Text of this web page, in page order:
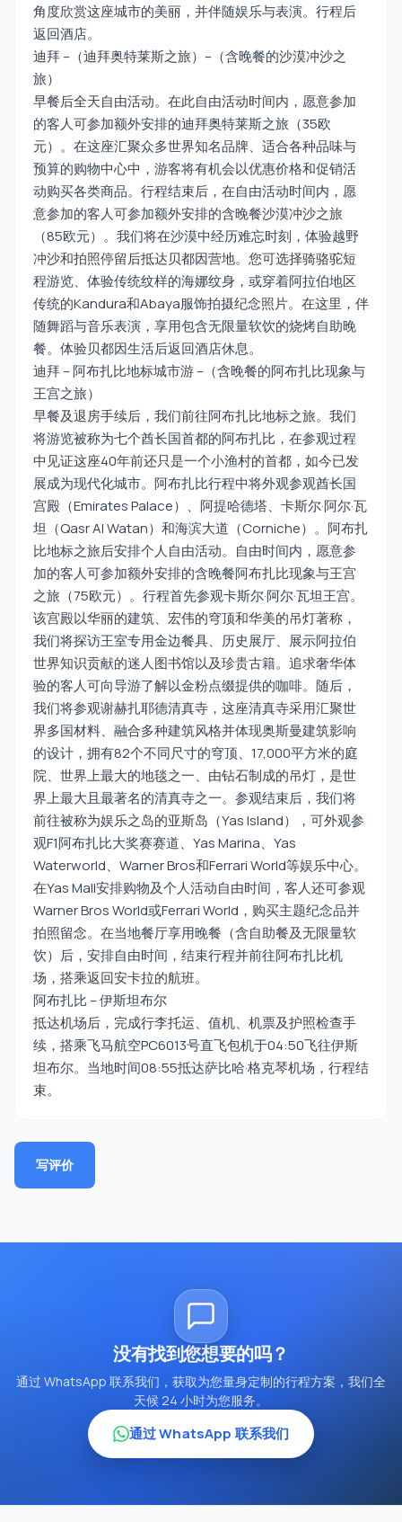
角度欣赏这座城市的美丽，并伴随娱乐与表演。行程后
返回酒店。
迪拜 –（迪拜奥特莱斯之旅）–（含晚餐的沙漠冲沙之
旅）
早餐后全天自由活动。在此自由活动时间内，愿意参加
的客人可参加额外安排的迪拜奥特莱斯之旅（35欧
元）。在这座汇聚众多世界知名品牌、适合各种品味与
预算的购物中心中，游客将有机会以优惠价格和促销活
动购买各类商品。行程结束后，在自由活动时间内，愿
意参加的客人可参加额外安排的含晚餐沙漠冲沙之旅
（85欧元）。我们将在沙漠中经历难忘时刻，体验越野
冲沙和拍照停留后抵达贝都因营地。您可选择骑骆驼短
程游览、体验传统纹样的海娜纹身，或穿着阿拉伯地区
传统的Kandura和Abaya服饰拍摄纪念照片。在这里，伴
随舞蹈与音乐表演，享用包含无限量软饮的烧烤自助晚
餐。体验贝都因生活后返回酒店休息。
迪拜 – 阿布扎比地标城市游 –（含晚餐的阿布扎比现象与
王宫之旅）
早餐及退房手续后，我们前往阿布扎比地标之旅。我们
将游览被称为七个酋长国首都的阿布扎比，在参观过程
中见证这座40年前还只是一个小渔村的首都，如今已发
展成为现代化城市。阿布扎比行程中将外观参观酋长国
宫殿（Emirates Palace）、阿提哈德塔、卡斯尔·阿尔·瓦
坦（Qasr Al Watan）和海滨大道（Corniche）。阿布扎
比地标之旅后安排个人自由活动。自由时间内，愿意参
加的客人可参加额外安排的含晚餐阿布扎比现象与王宫
之旅（75欧元）。行程首先参观卡斯尔·阿尔·瓦坦王宫。
该宫殿以华丽的建筑、宏伟的穹顶和华美的吊灯著称，
我们将探访王室专用金边餐具、历史展厅、展示阿拉伯
世界知识贡献的迷人图书馆以及珍贵古籍。追求奢华体
验的客人可向导游了解以金粉点缀提供的咖啡。随后，
我们将参观谢赫扎耶德清真寺，这座清真寺采用汇聚世
界多国材料、融合多种建筑风格并体现奥斯曼建筑影响
的设计，拥有82个不同尺寸的穹顶、17,000平方米的庭
院、世界上最大的地毯之一、由钻石制成的吊灯，是世
界上最大且最著名的清真寺之一。参观结束后，我们将
前往被称为娱乐之岛的亚斯岛（Yas Island），可外观参
观F1阿布扎比大奖赛赛道、Yas Marina、Yas
Waterworld、Warner Bros和Ferrari World等娱乐中心。
在Yas Mall安排购物及个人活动自由时间，客人还可参观
Warner Bros World或Ferrari World，购买主题纪念品并
拍照留念。在当地餐厅享用晚餐（含自助餐及无限量软
饮）后，安排自由时间，结束行程并前往阿布扎比机
场，搭乘返回安卡拉的航班。
阿布扎比 – 伊斯坦布尔
抵达机场后，完成行李托运、值机、机票及护照检查手
续，搭乘飞马航空PC6013号直飞包机于04:50飞往伊斯
坦布尔。当地时间08:55抵达萨比哈·格克琴机场，行程结
束。
写评价
没有找到您想要的吗？
通过 WhatsApp 联系我们，获取为您量身定制的行程方案，我们全
天候 24 小时为您服务。
通过 WhatsApp 联系我们